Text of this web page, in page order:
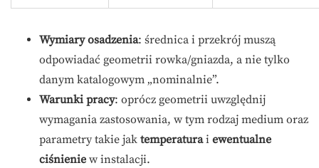
Wymiary osadzenia: średnica i przekrój muszą
odpowiadać geometrii rowka/gniazda, a nie tylko
danym katalogowym „nominalnie”.
Warunki pracy: oprócz geometrii uwzględnij
wymagania zastosowania, w tym rodzaj medium oraz
parametry takie jak temperaturai ewentualne
ciśnienie w instalacji.